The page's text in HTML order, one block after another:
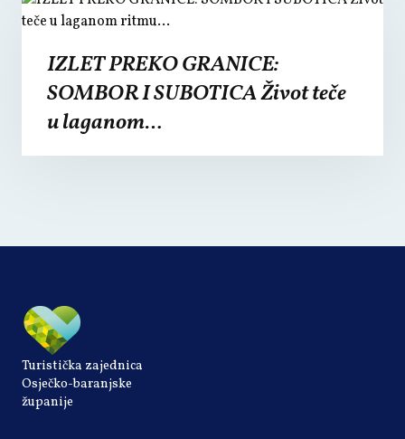
IZLET PREKO GRANICE:
SOMBOR I SUBOTICA Život teče
u laganom…
Turistička zajednica
Osječko-baranjske
županije